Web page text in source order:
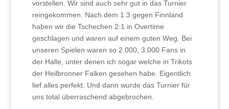
vorstellen. Wir sind auch sehr gut in das Turnier
reingekommen. Nach dem 1:3 gegen Finnland
haben wir die Tschechen 2:1 in Overtime
geschlagen und waren auf einem guten Weg. Bei
unseren Spielen waren so 2.000, 3.000 Fans in
der Halle, unter denen ich sogar welche in Trikots
der Heilbronner Falken gesehen habe. Eigentlich
lief alles perfekt. Und dann wurde das Turnier für
uns total überraschend abgebrochen.